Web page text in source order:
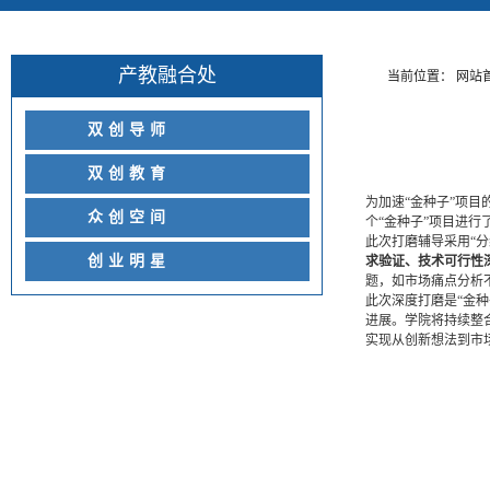
产教融合处
双创导师
双创教育
众创空间
创业明星
当前位置： 网站
为加速“金种子”项目
个“金种子”项目进行
此次打磨辅导采用“
求验证、技术可行性
题，如市场痛点分析
此次深度打磨是“金
进展。学院将持续整
实现从创新想法到市